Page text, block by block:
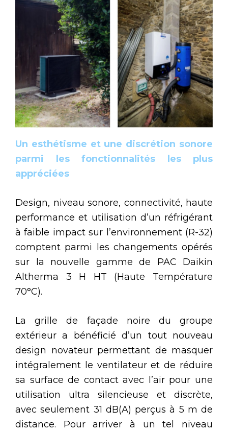
Un esthétisme et une discrétion sonore
parmi les fonctionnalités les plus
appréciées
Design, niveau sonore, connectivité, haute
performance et utilisation d’un réfrigérant
à faible impact sur l’environnement (R-32)
comptent parmi les changements opérés
sur la nouvelle gamme de PAC Daikin
Altherma 3 H HT (Haute Température
70°C).
La grille de façade noire du groupe
extérieur a bénéficié d’un tout nouveau
design novateur permettant de masquer
intégralement le ventilateur et de réduire
sa surface de contact avec l’air pour une
utilisation ultra silencieuse et discrète,
avec seulement 31 dB(A) perçus à 5 m de
distance. Pour arriver à un tel niveau